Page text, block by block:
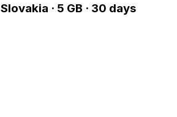
Slovakia · 5 GB · 30 days